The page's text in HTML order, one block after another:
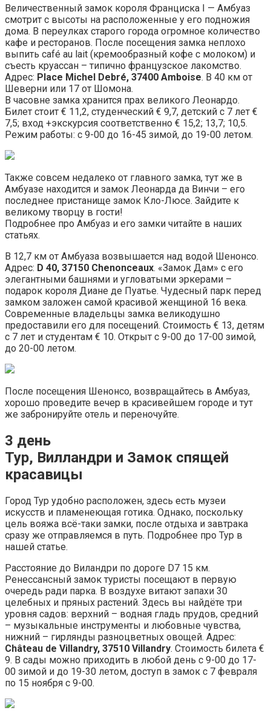
Величественный замок короля Франциска I — Амбуаз
смотрит с высоты на расположенные у его подножия
дома. В переулках старого города огромное количество
кафе и ресторанов. После посещения замка неплохо
выпить café au lait (кремообразный кофе с молоком) и
съесть круассан – типично французское лакомство.
Адрес: Place Michel Debré, 37400 Amboise. В 40 км от
Шеверни или 17 от Шомона.
В часовне замка хранится прах великого Леонардо.
Билет стоит € 11,2, студенческий € 9,7, детский с 7 лет €
7,5; вход +экскурсия соответственно € 15,2; 13,7; 10,5.
Режим работы: с 9-00 до 16-45 зимой, до 19-00 летом.
Также совсем недалеко от главного замка, тут же в
Амбуазе находится и замок Леонарда да Винчи – его
последнее пристанище замок Кло-Люсе. Зайдите к
великому творцу в гости!
Подробнее про Амбуаз и его замки читайте в наших
статьях.
В 12,7 км от Амбуаза возвышается над водой Шенонсо.
Адрес: D 40, 37150 Chenonceaux. «Замок Дам» с его
элегантными башнями и угловатыми эркерами –
подарок короля Диане де Пуатье. Чудесный парк перед
замком заложен самой красивой женщиной 16 века.
Современные владельцы замка великодушно
предоставили его для посещений. Стоимость € 13, детям
с 7 лет и студентам € 10. Открыт с 9-00 до 17-00 зимой,
до 20-00 летом.
После посещения Шенонсо, возвращайтесь в Амбуаз,
хорошо проведите вечер в красивейшем городе и тут
же забронируйте отель и переночуйте.
3 день
Тур, Вилландри и Замок спящей
красавицы
Город Тур удобно расположен, здесь есть музеи
искусств и пламенеющая готика. Однако, поскольку
цель вояжа всё-таки замки, после отдыха и завтрака
сразу же отправляемся в путь. Подробнее про Тур в
нашей статье.
Расстояние до Виландри по дороге D7 15 км.
Ренессансный замок туристы посещают в первую
очередь ради парка. В воздухе витают запахи 30
целебных и пряных растений. Здесь вы найдёте три
уровня садов: верхний – водная гладь прудов, средний
– музыкальные инструменты и любовные чувства,
нижний – гирлянды разноцветных овощей. Адрес:
Château de Villandry, 37510 Villandry. Стоимость билета €
9. В сады можно приходить в любой день с 9-00 до 17-
00 зимой и до 19-30 летом, доступ в замок с 7 февраля
по 15 ноября с 9-00.